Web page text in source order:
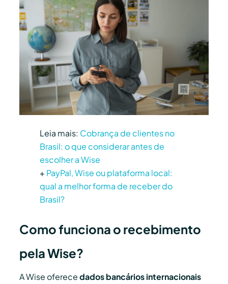
Leia mais: Cobrança de clientes no
Brasil: o que considerar antes de
escolher a Wise
+ PayPal, Wise ou plataforma local:
qual a melhor forma de receber do
Brasil?
Como funciona o recebimento
pela Wise?
A Wise oferecedados bancários internacionais